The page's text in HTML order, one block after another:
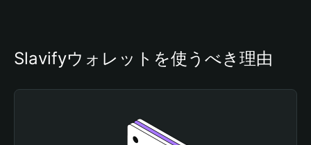
Slavifyウォレットを使うべき理由